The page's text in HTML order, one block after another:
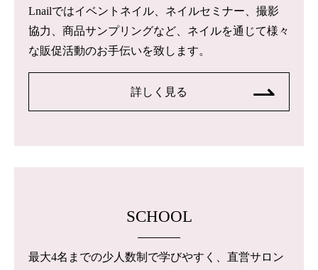
Lnailではイベントネイル、ネイルセミナー、撮影
協力、商品サンプリングなど、ネイルを通じて様々
な販促活動のお手伝いを致します。
詳しく見る
SCHOOL
最大4名までの少人数制で学びやすく、直営サロン